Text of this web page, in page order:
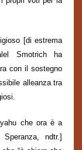
[di estrema
Smotrich ha
con il sostegno
alleanza tra
che ora è a
ndtr.]